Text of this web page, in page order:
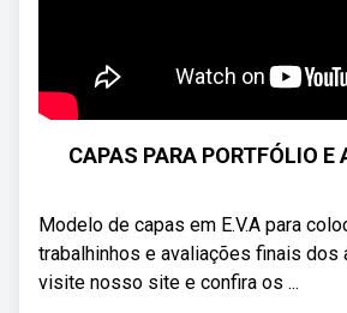
CAPAS PARA PORTFÓLIO E
Modelo de capas em E.V.A para
trabalhinhos e avaliações finais dos
visite nosso site e confira os ...